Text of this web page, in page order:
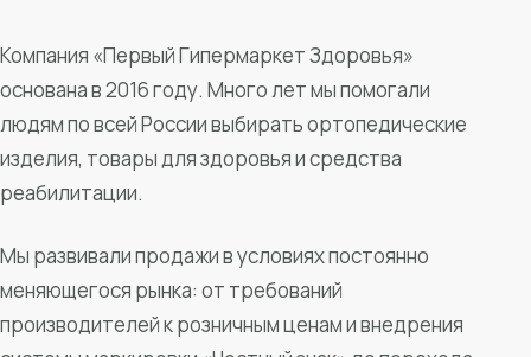
Компания «Первый Гипермаркет Здоровья»
основана в 2016 году. Много лет мы помогали
людям по всей России выбирать ортопедические
изделия, товары для здоровья и средства
реабилитации.
Мы развивали продажи в условиях постоянно
меняющегося рынка: от требований
производителей к розничным ценам и внедрения